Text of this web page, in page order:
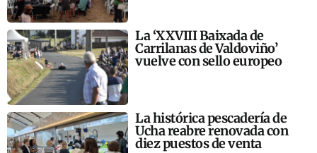
La ‘XXVIII Baixada de
Carrilanas de Valdoviño’
vuelve con sello europeo
La histórica pescadería de
Ucha reabre renovada con
diez puestos de venta